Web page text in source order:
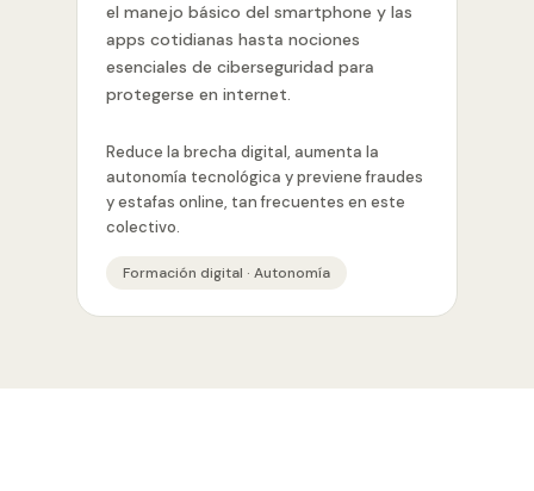
el manejo básico del smartphone y las
apps cotidianas hasta nociones
esenciales de ciberseguridad para
protegerse en internet.
Reduce la brecha digital, aumenta la
autonomía tecnológica y previene fraudes
y estafas online, tan frecuentes en este
colectivo.
Formación digital · Autonomía